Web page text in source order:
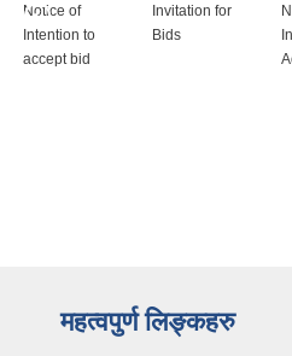
Notice of
Intention to
accept bid
Invitation for
Bids
महत्वपुर्ण लिङ्कहरु